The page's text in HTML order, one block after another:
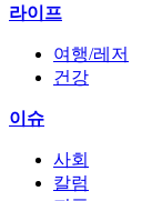
라이프
여행/레저
건강
이슈
사회
칼럼